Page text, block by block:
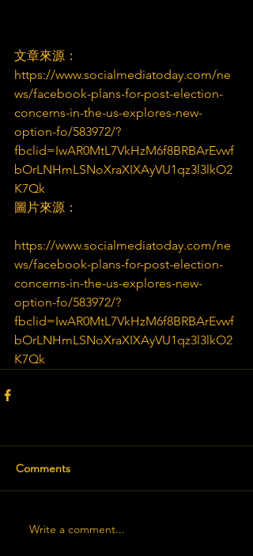
文章來源：
https://www.socialmediatoday.com/ne
ws/facebook-plans-for-post-election-
concerns-in-the-us-explores-new-
option-fo/583972/?
fbclid=IwAR0MtL7VkHzM6f8BRBArEvwf
bOrLNHmLSNoXraXIXAyVU1qz3l3lkO2
K7Qk
圖片來源：
https://www.socialmediatoday.com/ne
ws/facebook-plans-for-post-election-
concerns-in-the-us-explores-new-
option-fo/583972/?
fbclid=IwAR0MtL7VkHzM6f8BRBArEvwf
bOrLNHmLSNoXraXIXAyVU1qz3l3lkO2
K7Qk
Comments
Write a comment...